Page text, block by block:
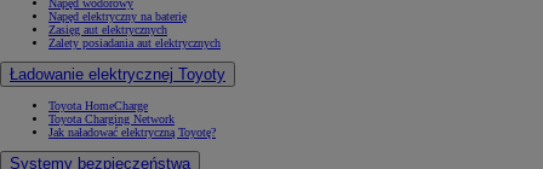
Napęd wodorowy
Napęd elektryczny na baterię
Zasięg aut elektrycznych
Zalety posiadania aut elektrycznych
Ładowanie elektrycznej Toyoty
Toyota HomeCharge
Toyota Charging Network
Jak naładować elektryczną Toyotę?
Systemy bezpieczeństwa